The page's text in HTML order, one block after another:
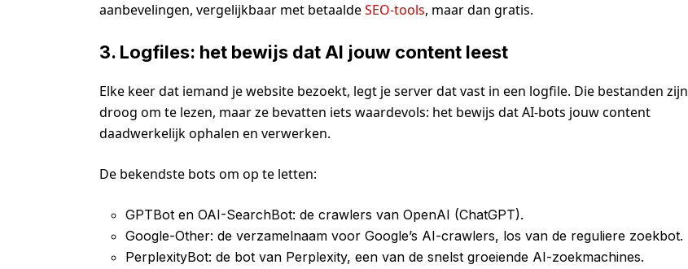
aanbevelingen, vergelijkbaar met betaaldeSEO-tools, maar dan gratis.
3. Logfiles: het bewijs dat AI jouw content leest
Elke keer dat iemand je website bezoekt, legt je server dat vast in een logfile. Die bestanden zijn
droog om te lezen, maar ze bevatten iets waardevols: het bewijs dat AI-bots jouw content
daadwerkelijk ophalen en verwerken.
De bekendste bots om op te letten:
GPTBot en OAI-SearchBot: de crawlers van OpenAI (ChatGPT).
Google-Other: de verzamelnaam voor Google’s AI-crawlers, los van de reguliere zoekbot.
PerplexityBot: de bot van Perplexity, een van de snelst groeiende AI-zoekmachines.